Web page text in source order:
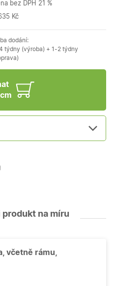
bez DPH 21 %
Kč
dodání:
týdny (výroba) + 1-2 týdny
produkt na míru
včetně rámu,